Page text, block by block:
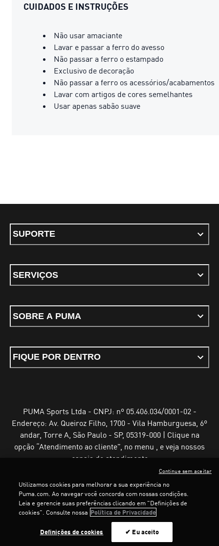
LOADING... LOADING...
CUIDADOS E INSTRUÇÕES
Não usar amaciante
Lavar e passar a ferro do avesso
Não passar a ferro o estampado
Exclusivo de decoração
Não passar a ferro os acessórios/acabamentos
Lavar com artigos de cores semelhantes
Usar apenas sabão suave
SUPORTE
SERVIÇOS
SOBRE A PUMA
FIQUE POR DENTRO
PUMA Sports Ltda - CNPJ: nº 05.406.034/0001-02 -
Endereço: Av. Queiroz Filho, 1700 - Vila Hamburguesa, 6º
andar, Torre A, São Paulo - SP, 05319-000 | Clique na
opção “Atendimento ao cliente”, no menu , e veja nossos
canais de atendimento
Termos e Condições de UsoPolítica de Privacidade
Configurador de cookies
PUMA, 2025. Todos os direitos reservados
Utilizamos cookies para melhorar a sua experiência no
Puma.com. Ao navegar você concorda com nossas condições.
Leia e gerencie suas preferências clicando em "Definições de
cookies". Consulte nossa Política de Privacidade
Definições de cookies ✔ Eu aceito
Continue sem aceitar